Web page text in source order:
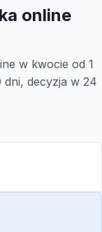
online
w kwocie od 1
dni, decyzja w 24